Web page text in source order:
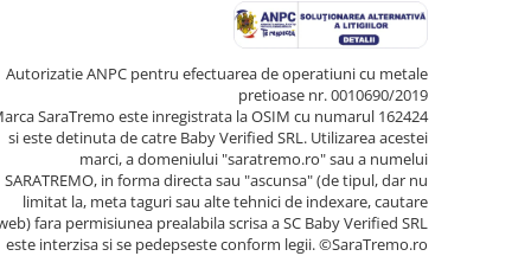
Autorizatie ANPC pentru efectuarea de operatiuni cu metale
pretioase nr. 0010690/2019
SaraTremo este inregistrata la OSIM cu numarul 162424
si este detinuta de catre Baby Verified SRL. Utilizarea acestei
marci, a domeniului "saratremo.ro" sau a numelui
SARATREMO, in forma directa sau "ascunsa" (de tipul, dar nu
limitat la, meta taguri sau alte tehnici de indexare, cautare
fara permisiunea prealabila scrisa a SC Baby Verified SRL
este interzisa si se pedepseste conform legii. ©SaraTremo.ro